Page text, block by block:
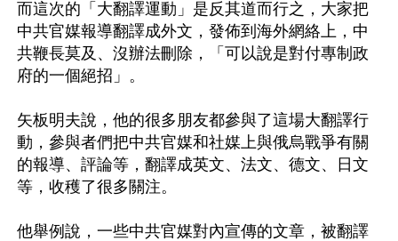
而這次的「大翻譯運動」是反其道而行之，大家把
中共官媒報導翻譯成外文，發佈到海外網絡上，中
共鞭長莫及、沒辦法刪除，「可以說是對付專制政
府的一個絕招」。
矢板明夫說，他的很多朋友都參與了這場大翻譯行
動，參與者們把中共官媒和社媒上與俄烏戰爭有關
的報導、評論等，翻譯成英文、法文、德文、日文
等，收穫了很多關注。
他舉例說，一些中共官媒對內宣傳的文章，被翻譯